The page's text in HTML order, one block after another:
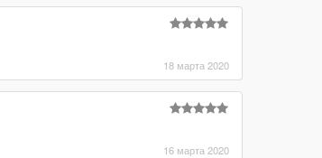
18 марта 2020
16 марта 2020